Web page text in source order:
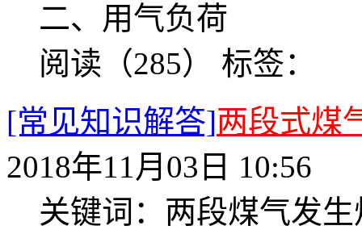
二、用气负荷
阅读（285） 标签：
[常见知识解答]两段式煤
2018年11月03日 10:56
关键词：两段煤气发